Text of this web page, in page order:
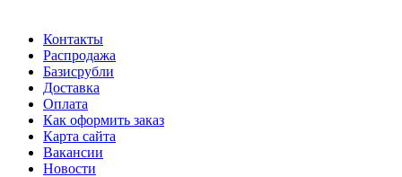
Контакты
Распродажа
Базисрубли
Доставка
Оплата
Как оформить заказ
Карта сайта
Вакансии
Новости